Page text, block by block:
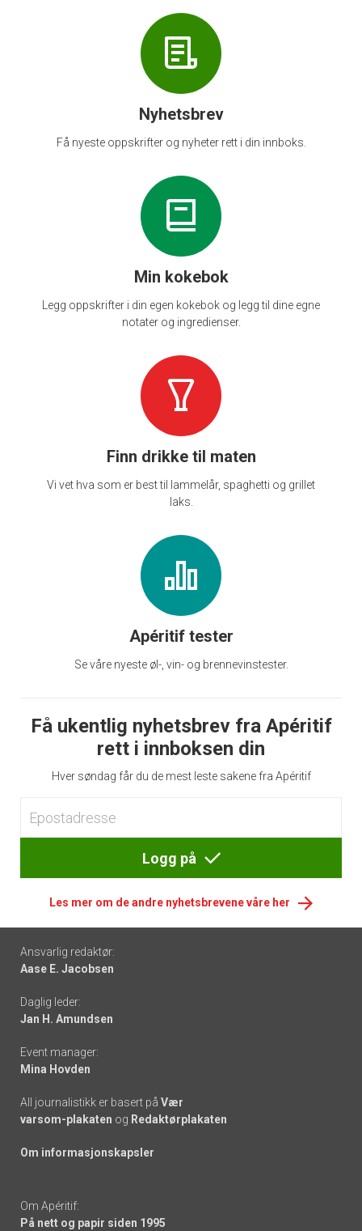
Nyhetsbrev
Få nyeste oppskrifter og nyheter rett i din innboks.
Min kokebok
Legg oppskrifter i din egen kokebok og legg til dine egne
notater og ingredienser.
Finn drikke til maten
Vi vet hva som er best til lammelår, spaghetti og grillet
laks.
Apéritif tester
Se våre nyeste øl-, vin- og brennevinstester.
Få ukentlig nyhetsbrev fra Apéritif
rett i innboksen din
Hver søndag får du de mest leste sakene fra Apéritif
Logg på
Les mer om de andre nyhetsbrevene våre her
Footer
-
links
Ansvarlig redaktør:
Aase E. Jacobsen
Daglig leder:
Jan H. Amundsen
Event manager:
Mina Hovden
All journalistikk er basert på Vær
varsom-plakaten og Redaktørplakaten
Om informasjonskapsler
Om Apéritif:
På nett og papir siden 1995